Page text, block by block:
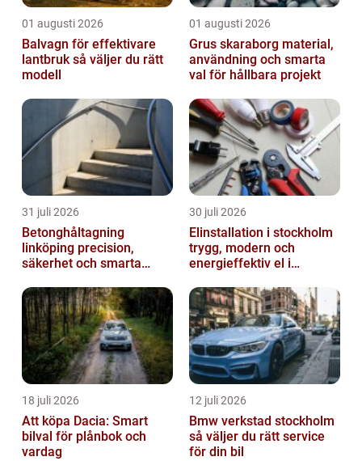
01 augusti 2026
Balvagn för effektivare
lantbruk så väljer du rätt
modell
01 augusti 2026
Grus skaraborg material,
användning och smarta
val för hållbara projekt
31 juli 2026
Betonghåltagning
linköping precision,
säkerhet och smarta
30 juli 2026
Elinstallation i stockholm
trygg, modern och
energieffektiv el i
18 juli 2026
Att köpa Dacia: Smart
bilval för plånbok och
vardag
12 juli 2026
Bmw verkstad stockholm
så väljer du rätt service
för din bil